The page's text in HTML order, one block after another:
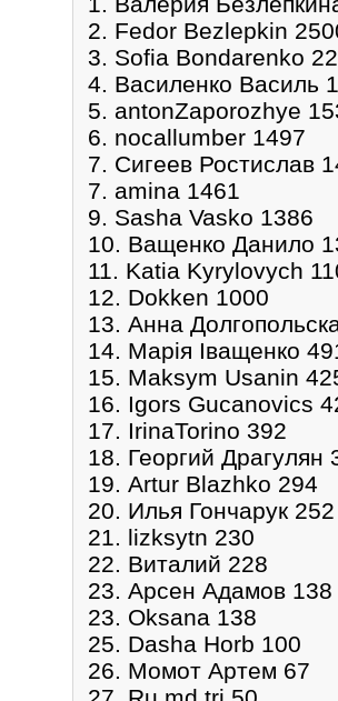
2. Fedor Bezlepkin
3. Sofia Bondarenko
4. Василенко Василь
5. antonZaporozhye
6. nocallumber 1497
7. Сигеев Ростислав
7. amina 1461
9. Sasha Vasko 1386
10. Ващенко Данило
11. Katia Kyrylovych
12. Dokken 1000
13. Анна
14. Марія Іващенко
15. Maksym Usanin
16. Igors Gucanovics
17. IrinaTorino 392
18. Георгий Драгулян
19. Artur Blazhko 294
20. Илья Гончарук 252
21. lizksytn 230
22. Виталий 228
23. Арсен Адамов 138
23. Oksana 138
25. Dasha Horb 100
26. Момот Артем 67